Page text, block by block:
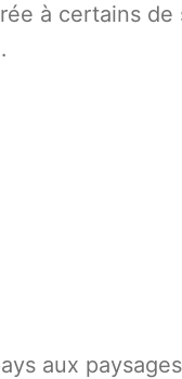
à certains de
aux